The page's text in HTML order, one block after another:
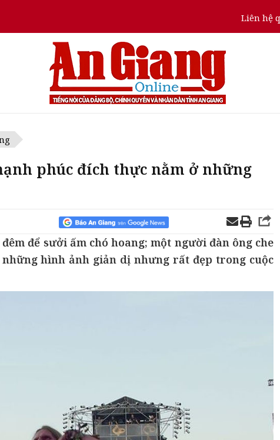
Liên hệ
phúc đích thực nằm ở những
để sưởi ấm chó hoang; một người đàn ông che
hình ảnh giản dị nhưng rất đẹp trong cuộc